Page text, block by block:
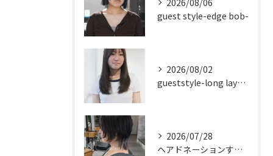
2026/08/06
guest style-edge bob-
2026/08/02
gueststyle-long layer-
2026/07/28
ヘアドネーションするお客様✂